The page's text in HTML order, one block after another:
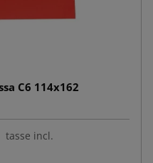
C6 114x162
tasse incl.